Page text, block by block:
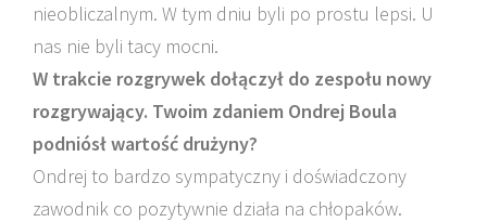
nieobliczalnym. W tym dniu byli po prostu lepsi. U
nas nie byli tacy mocni.
W trakcie rozgrywek dołączył do zespołu nowy
rozgrywający. Twoim zdaniem Ondrej Boula
podniósł wartość drużyny?
Ondrej to bardzo sympatyczny i doświadczony
zawodnik co pozytywnie działa na chłopaków.